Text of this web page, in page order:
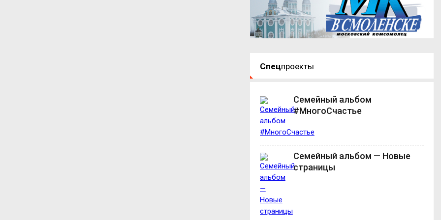
Спецпроекты
Семейный альбом
#МногоСчастье
Семейный альбом — Новые
страницы